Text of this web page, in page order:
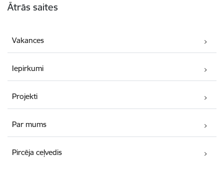
Ātrās saites
Vakances
Iepirkumi
Projekti
Par mums
Pircēja ceļvedis